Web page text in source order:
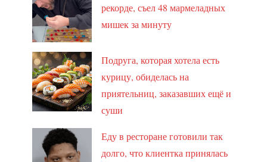
рекорде, съел 48 мармеладных
мишек за минуту
Подруга, которая хотела есть
курицу, обиделась на
приятельниц, заказавших ещё и
суши
Еду в ресторане готовили так
долго, что клиентка принялась